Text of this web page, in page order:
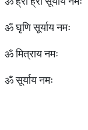
ॐ घृणि सूर्याय नमः
ॐ मित्राय नमः
ॐ सूर्याय नमः